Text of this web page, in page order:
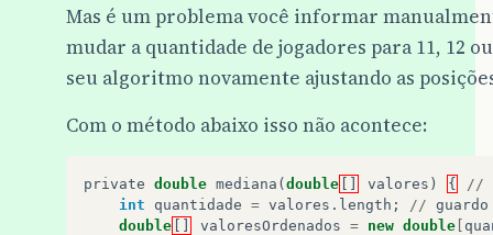
Mas é um problema você informar
mudar a quantidade de jogadores para 11, 12
seu algoritmo novamente ajustando as
Com o método abaixo isso não acontece:
private double mediana ( double valores ) {
//
int
quantidade = valores . length ; // guardo
double
valoresOrdenados = new double